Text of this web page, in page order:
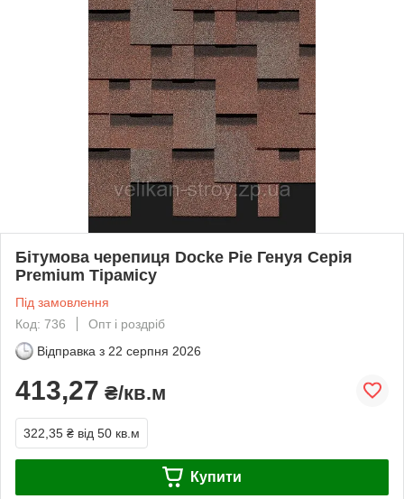
Бітумова черепиця Docke Pie Генуя Серія
Premium Тірамісу
Під замовлення
Код: 736
Опт і роздріб
Відправка з 22 серпня 2026
413,27 ₴/кв.м
322,35 ₴ від 50 кв.м
Купити